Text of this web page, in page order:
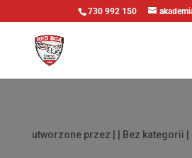
730 992 150
utworzone przez | Bez kategorii |